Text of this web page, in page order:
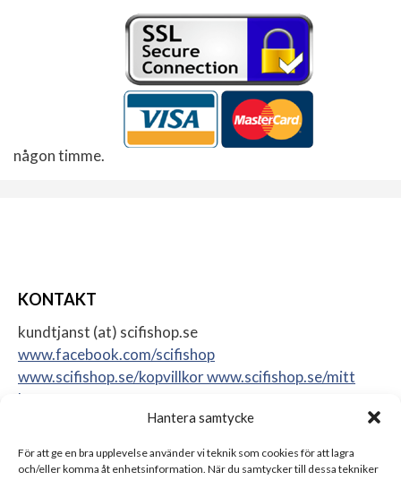
Hantera samtycke
För att ge en bra upplevelse använder vi teknik som cookies för att lagra
och/eller komma åt enhetsinformation. När du samtycker till dessa tekniker
någon timme.
KONTAKT
kundtjanst (at) scifishop.se
www.facebook.com/scifishop
www.scifishop.se/kopvillkorwww.scifishop.se/mitt
konto
Sweden